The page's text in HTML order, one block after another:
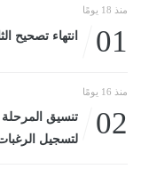
منذ 18 يومًا
01 انتهاء تصحيح
منذ 16 يومًا
02
لتسجيل